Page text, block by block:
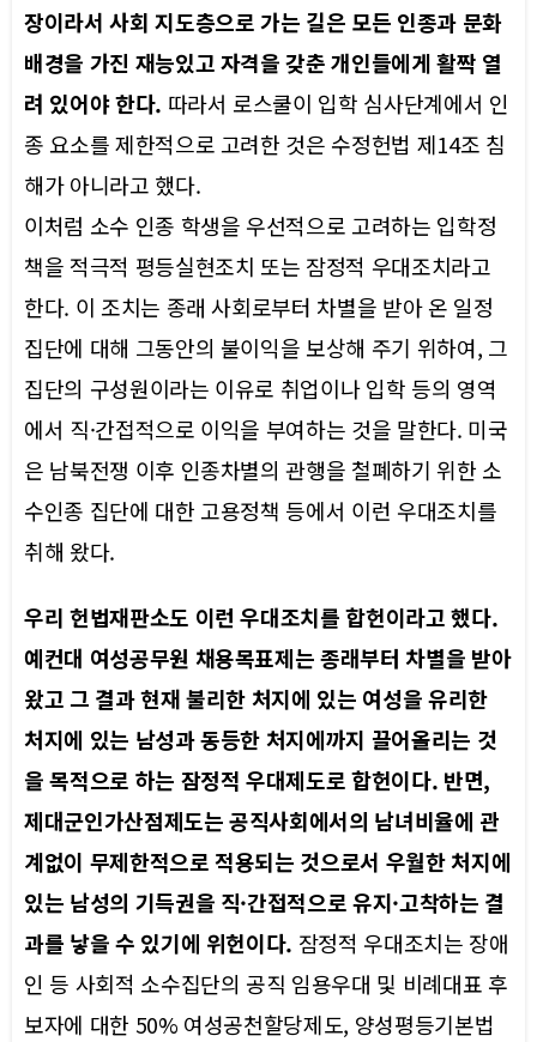
장이라서 사회 지도층으로 가는 길은 모든 인종과 문화
배경을 가진 재능있고 자격을 갖춘 개인들에게 활짝 열
려 있어야 한다. 따라서 로스쿨이 입학 심사단계에서 인
종 요소를 제한적으로 고려한 것은 수정헌법 제14조 침
해가 아니라고 했다.
이처럼 소수 인종 학생을 우선적으로 고려하는 입학정
책을 적극적 평등실현조치 또는 잠정적 우대조치라고
한다. 이 조치는 종래 사회로부터 차별을 받아 온 일정
집단에 대해 그동안의 불이익을 보상해 주기 위하여, 그
집단의 구성원이라는 이유로 취업이나 입학 등의 영역
에서 직·간접적으로 이익을 부여하는 것을 말한다. 미국
은 남북전쟁 이후 인종차별의 관행을 철폐하기 위한 소
수인종 집단에 대한 고용정책 등에서 이런 우대조치를
취해 왔다.
우리 헌법재판소도 이런 우대조치를 합헌이라고 했다.
예컨대 여성공무원 채용목표제는 종래부터 차별을 받아
왔고 그 결과 현재 불리한 처지에 있는 여성을 유리한
처지에 있는 남성과 동등한 처지에까지 끌어올리는 것
을 목적으로 하는 잠정적 우대제도로 합헌이다. 반면,
제대군인가산점제도는 공직사회에서의 남녀비율에 관
계없이 무제한적으로 적용되는 것으로서 우월한 처지에
있는 남성의 기득권을 직·간접적으로 유지·고착하는 결
과를 낳을 수 있기에 위헌이다. 잠정적 우대조치는 장애
인 등 사회적 소수집단의 공직 임용우대 및 비례대표 후
보자에 대한 50% 여성공천할당제도, 양성평등기본법